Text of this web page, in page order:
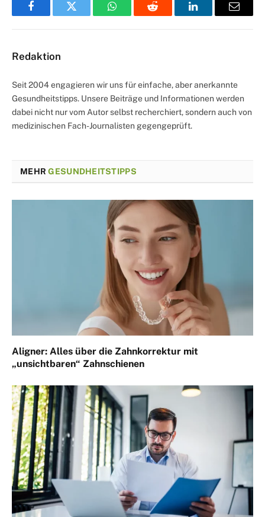
FacebookTwitter WhatsAppReddit LinkedInEmail
Redaktion
Seit 2004 engagieren wir uns für einfache, aber anerkannte
Gesundheitstipps. Unsere Beiträge und Informationen werden
dabei nicht nur vom Autor selbst recherchiert, sondern auch von
medizinischen Fach-Journalisten gegengeprüft.
MEHRGESUNDHEITSTIPPS
Aligner: Alles über die Zahnkorrektur mit
„unsichtbaren“ Zahnschienen